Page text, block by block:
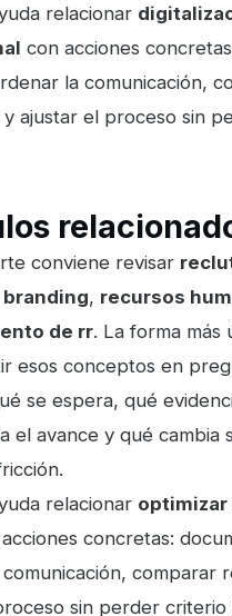
relacionar
con acciones
la comunicación,
y ajustar el proceso sin
conviene revisar
, recursos
de rr. La forma más
esos conceptos en
se espera, qué
el avance y qué cambia
relacionar optimizar
concretas:
comparar
sin perder criterio